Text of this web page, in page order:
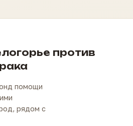
против
помощи
рядом с